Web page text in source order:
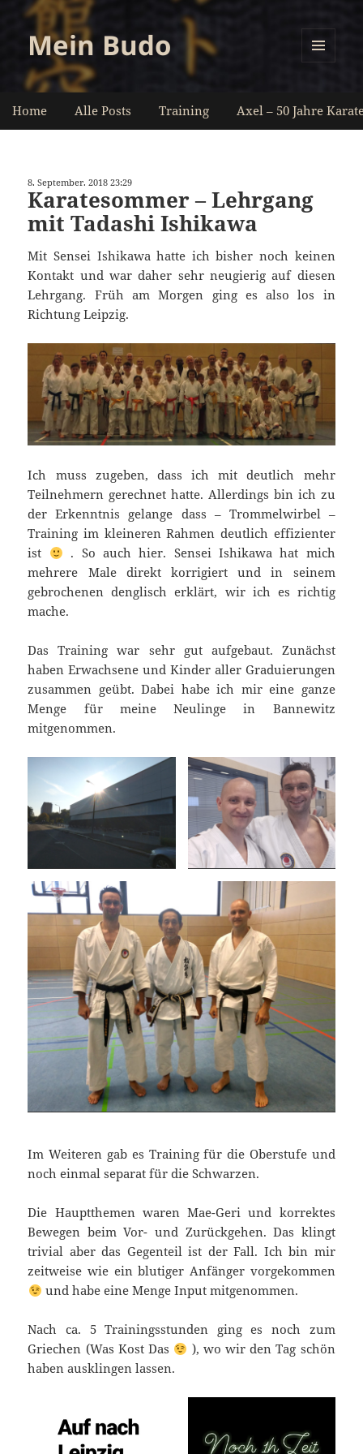
Mein Budo
Home Alle Posts Training Axel – 50 Jahre
8. September. 2018 23:29
Karatesommer – Lehrgang
mit Tadashi Ishikawa
Mit Sensei Ishikawa hatte ich bisher noch keinen
Kontakt und war daher sehr neugierig auf diesen
Lehrgang. Früh am Morgen ging es also los in
Richtung Leipzig.
Ich muss zugeben, dass ich mit deutlich mehr
Teilnehmern gerechnet hatte. Allerdings bin ich zu
der Erkenntnis gelange dass – Trommelwirbel –
Training im kleineren Rahmen deutlich effizienter
ist
. So auch hier. Sensei Ishikawa hat mich
mehrere Male direkt korrigiert und in seinem
gebrochenen denglisch erklärt, wir ich es richtig
mache.
Das Training war sehr gut aufgebaut. Zunächst
haben Erwachsene und Kinder aller Graduierungen
zusammen geübt. Dabei habe ich mir eine ganze
Menge für meine Neulinge in Bannewitz
mitgenommen.
Im Weiteren gab es Training für die Oberstufe und
noch einmal separat für die Schwarzen.
Die Hauptthemen waren Mae-Geri und korrektes
Bewegen beim Vor- und Zurückgehen. Das klingt
trivial aber das Gegenteil ist der Fall. Ich bin mir
zeitweise wie ein blutiger Anfänger vorgekommen
und habe eine Menge Input mitgenommen.
Nach ca. 5 Trainingsstunden ging es noch zum
Griechen (Was Kost Das
), wo wir den Tag schön
haben ausklingen lassen.